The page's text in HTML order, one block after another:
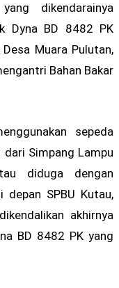
dikendarainya
Dyna BD 8482 PK
Muara Pulutan,
Bahan Bakar
sepeda
Simpang Lampu
diduga dengan
SPBU Kutau,
akhirnya
BD 8482 PK yang